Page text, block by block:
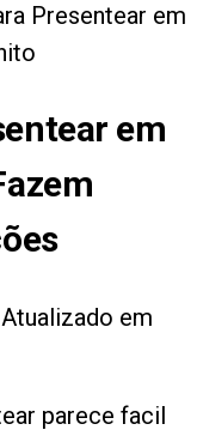
Presentear em
em
Atualizado em
parece facil